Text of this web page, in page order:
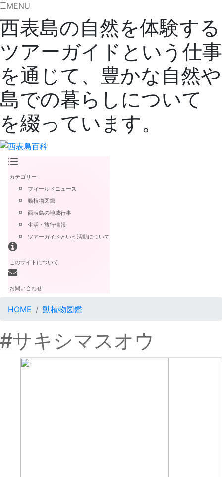
MENU
西表島の自然を体験する
ツアーガイドという仕事
を通じて、豊かな自然や
島での暮らしについて
を綴っています。
カテゴリー
フィールドニュース
動植物図鑑
西表島の地域行事
生活・旅行情報
ツアーガイドという活動について
このサイトについて
お問い合わせ
HOME 動植物図鑑
#サキシマスオウ